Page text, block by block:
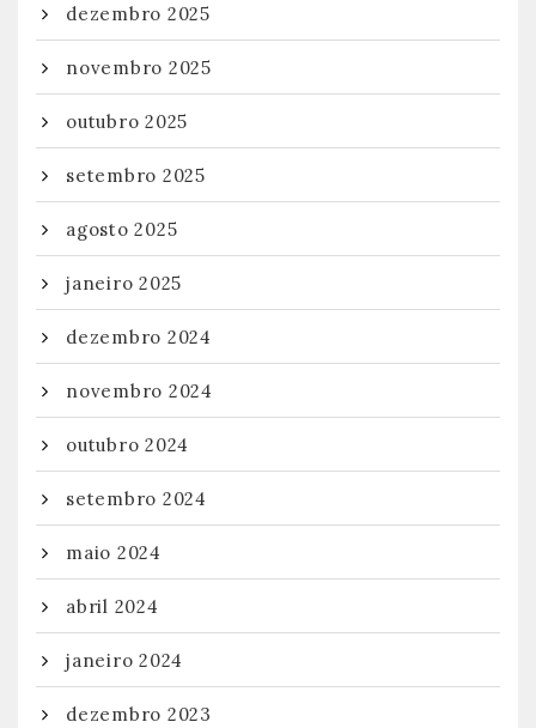
dezembro 2025
novembro 2025
outubro 2025
setembro 2025
agosto 2025
janeiro 2025
dezembro 2024
novembro 2024
outubro 2024
setembro 2024
maio 2024
abril 2024
janeiro 2024
dezembro 2023